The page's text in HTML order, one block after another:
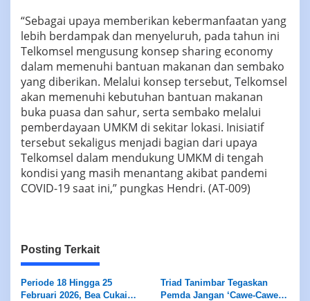
“Sebagai upaya memberikan kebermanfaatan yang
lebih berdampak dan menyeluruh, pada tahun ini
Telkomsel mengusung konsep sharing economy
dalam memenuhi bantuan makanan dan sembako
yang diberikan. Melalui konsep tersebut, Telkomsel
akan memenuhi kebutuhan bantuan makanan
buka puasa dan sahur, serta sembako melalui
pemberdayaan UMKM di sekitar lokasi. Inisiatif
tersebut sekaligus menjadi bagian dari upaya
Telkomsel dalam mendukung UMKM di tengah
kondisi yang masih menantang akibat pandemi
COVID-19 saat ini,” pungkas Hendri. (AT-009)
Posting Terkait
Periode 18 Hingga 25
Februari 2026, Bea Cukai
Triad Tanimbar Tegaskan
Pemda Jangan ‘Cawe-Cawe’